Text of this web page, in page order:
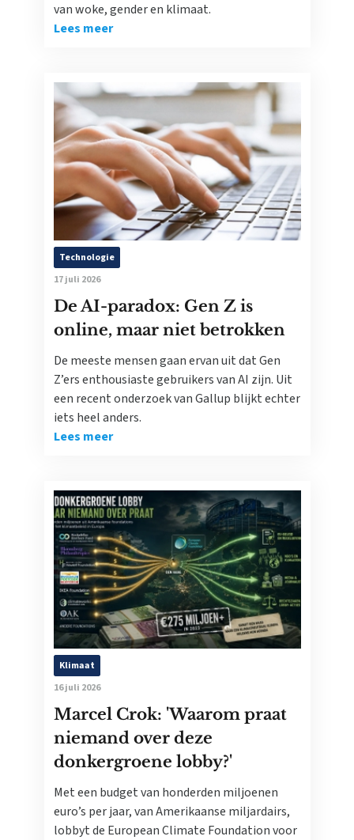
van woke, gender en klimaat.
Lees meer
Technologie
17 juli 2026
De AI-paradox: Gen Z is
online, maar niet betrokken
De meeste mensen gaan ervan uit dat Gen
Z’ers enthousiaste gebruikers van AI zijn. Uit
een recent onderzoek van Gallup blijkt echter
iets heel anders.
Lees meer
Klimaat
16 juli 2026
Marcel Crok: 'Waarom praat
niemand over deze
donkergroene lobby?'
Met een budget van honderden miljoenen
euro’s per jaar, van Amerikaanse miljardairs,
lobbyt de European Climate Foundation voor